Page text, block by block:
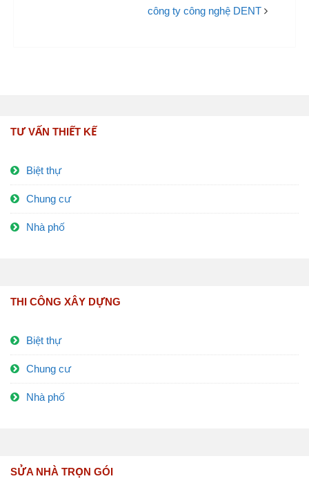
công ty công nghệ DENT
TƯ VẤN THIẾT KẾ
Biệt thự
Chung cư
Nhà phố
THI CÔNG XÂY DỰNG
Biệt thự
Chung cư
Nhà phố
SỬA NHÀ TRỌN GÓI